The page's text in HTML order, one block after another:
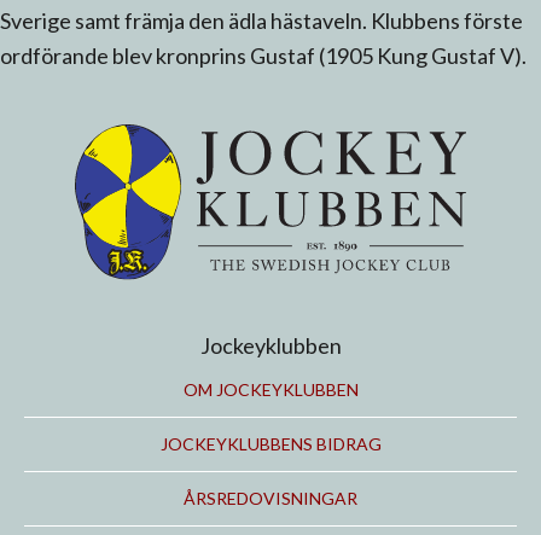
Sverige samt främja den ädla hästaveln. Klubbens förste
ordförande blev kronprins Gustaf (1905 Kung Gustaf V).
Jockeyklubben
OM JOCKEYKLUBBEN
JOCKEYKLUBBENS BIDRAG
ÅRSREDOVISNINGAR